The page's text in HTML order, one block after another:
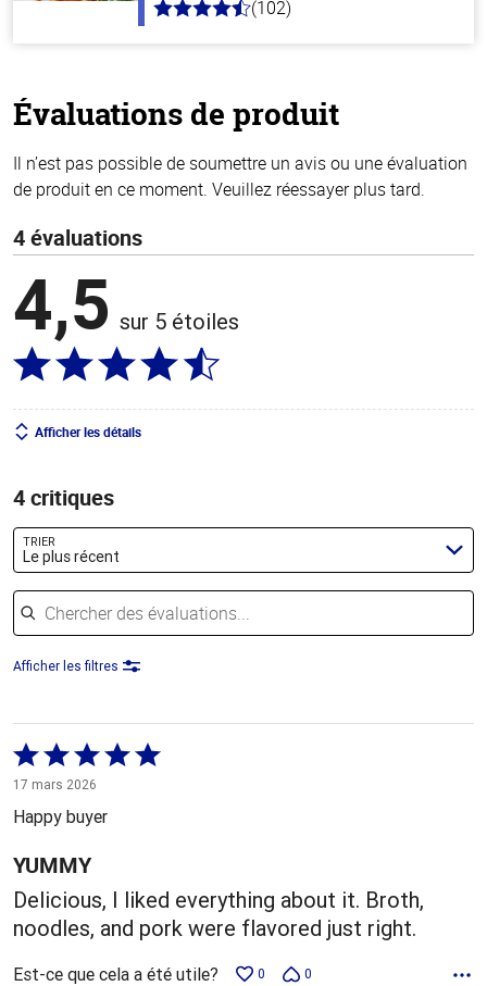
4.3 (102)
Évaluations de produit
Il n’est pas possible de soumettre un avis ou une évaluation
de produit en ce moment. Veuillez réessayer plus tard.
4 évaluations
4,5 sur 5 étoiles
Afficher les détails
4 critiques
TRIER
Le plus récent
Chercher des évaluations
Afficher les filtres
Coté
5 sur
5
17 mars 2026
Happy buyer
YUMMY
Delicious, I liked everything about it. Broth,
noodles, and pork were flavored just right.
Est-ce que cela a été utile? 0 0